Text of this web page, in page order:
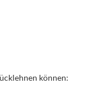
können: